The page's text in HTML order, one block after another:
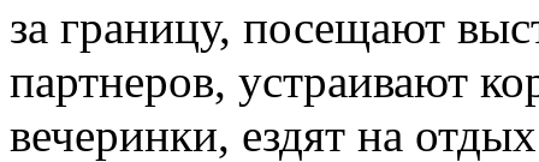
за границу, посещают
партнеров, устраивают
вечеринки, ездят на